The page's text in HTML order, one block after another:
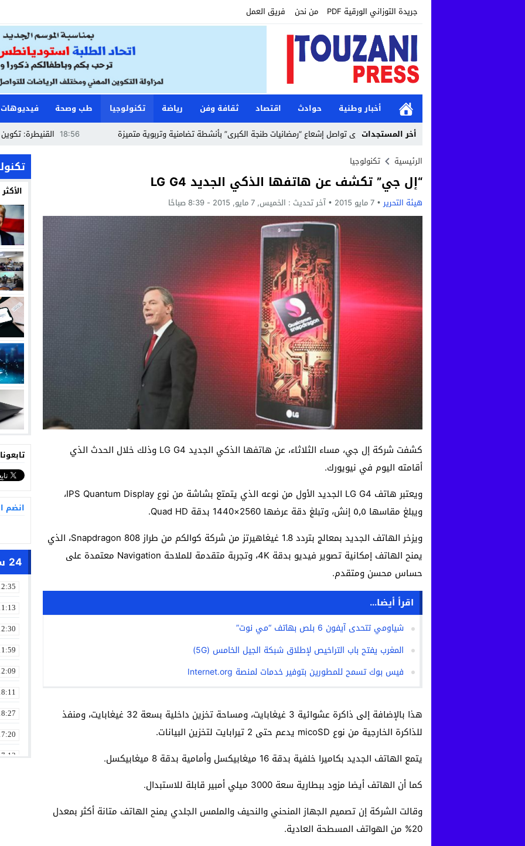
جريدة التوزاني الورقية PDF من نحن فريق العمل
أخبار وطنية حوادث اقتصاد ثقافة وفن رياضة تكنولوجيا طب وصحة فيديوهات
أخر المستجدات
18:56 القنيطرة: تكوين حراس
مؤسسة طنجة الكبرى تواصل إشعاع “رمضانيات طنجة الكبرى” بأنشطة تضامنية وتربوية متميزة
الرئيسية
تكنولوجيا
“إل جي” تكشف عن هاتفها الذكي الجديد LG G4
هيئة التحرير 7 مايو 2015 آخر تحديث : الخميس, 7 مايو, 2015 - 8:39 صباحًا
كشفت شركة إل جي، مساء الثلاثاء، عن هاتفها الذكي الجديد LG G4 وذلك خلال الحدث الذي
أقامته اليوم في نيويورك.
ويعتبر هاتف LG G4 الجديد الأول من نوعه الذي يتمتع بشاشة من نوع IPS Quantum Display،
ويبلغ مقاسها ٥٫٥ إنش، وتبلغ دقة عرضها 2560×1440 بدقة Quad HD.
ويزخر الهاتف الجديد بمعالج بتردد 1.8 غيغاهيرتز من شركة كوالكم من طراز Snapdragon 808، الذي
يمنح الهاتف إمكانية تصوير فيديو بدقة 4K، وتجربة متقدمة للملاحة Navigation معتمدة على
حساس محسن ومتقدم.
اقرأ أيضا...
شياومي تتحدى آيفون 6 بلص بهاتف “مي نوت”
المغرب يفتح باب التراخيص لإطلاق شبكة الجيل الخامس (5G)
فيس بوك تسمح للمطورين بتوفير خدمات لمنصة Internet.org
هذا بالإضافة إلى ذاكرة عشوائية 3 غيغابايت، ومساحة تخزين داخلية بسعة 32 غيغابايت، ومنفذ
للذاكرة الخارجية من نوع micoSD يدعم حتى 2 تيرابايت لتخزين البيانات.
يتمع الهاتف الجديد بكاميرا خلفية بدقة 16 ميغابيكسل وأمامية بدقة 8 ميغابيكسل.
كما أن الهاتف أيضا مزود ببطارية سعة 3000 ميلي أمبير قابلة للاستبدال.
وقالت الشركة إن تصميم الجهاز المنحني والنحيف والملمس الجلدي يمنح الهاتف متانة أكثر بمعدل
20% من الهواتف المسطحة العادية.
انضم
24 ساعة